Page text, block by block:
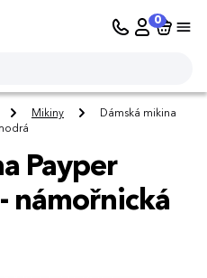
0
Mikiny
Dámská mikina
Payper
námořnická